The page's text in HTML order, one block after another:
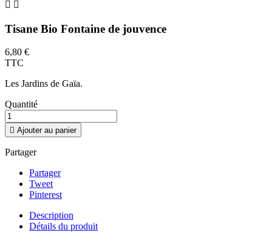
 
Tisane Bio Fontaine de jouvence
6,80 €
TTC
Les Jardins de Gaïa.
Quantité
 Ajouter au panier
Partager
Partager
Tweet
Pinterest
Description
Détails du produit